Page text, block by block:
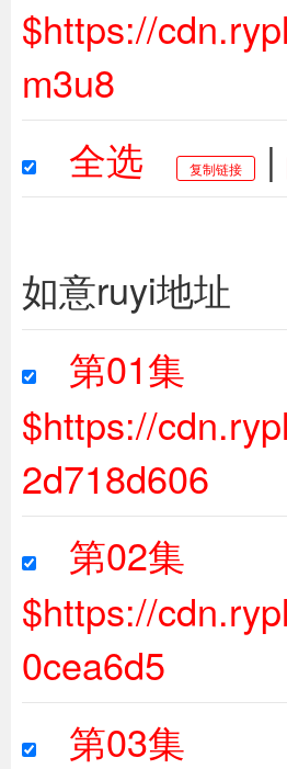
$https://
m3u8
全选
复制链接 |
如意ruyi地址
第01集
$https://
2d718d606
第02集
$https://
0cea6d5
第03集